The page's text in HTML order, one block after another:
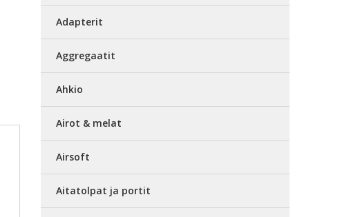
Adapterit
Aggregaatit
Ahkio
Airot & melat
Airsoft
Aitatolpat ja portit